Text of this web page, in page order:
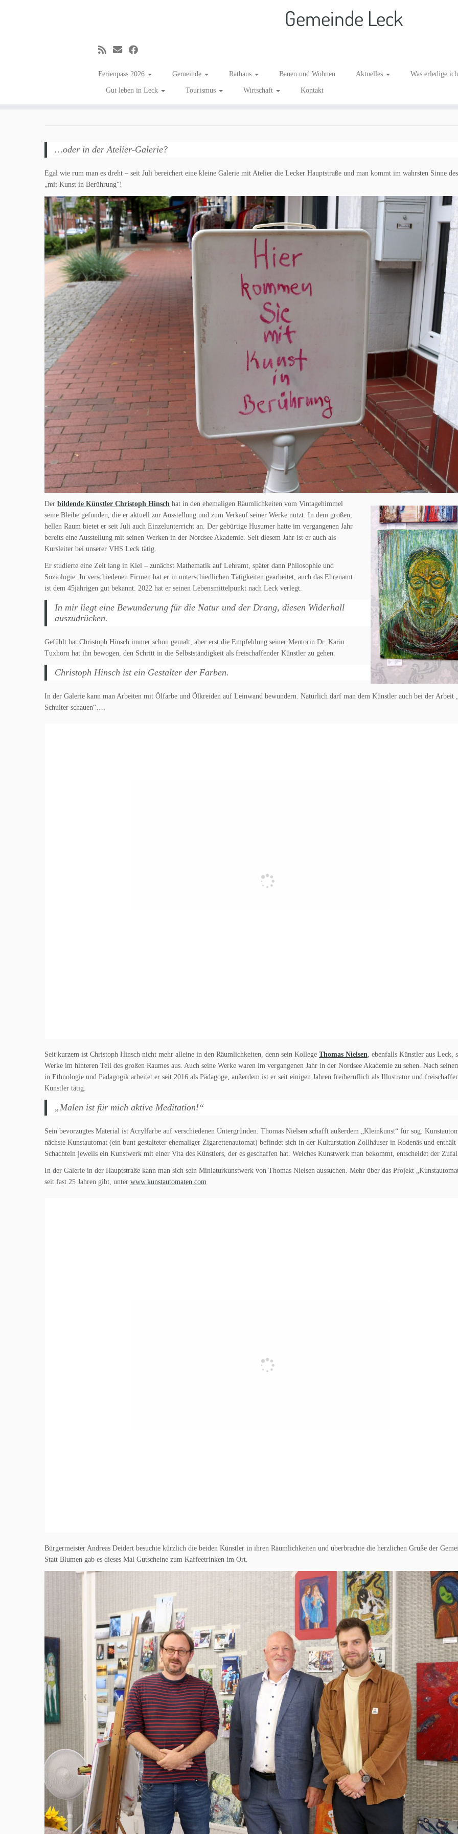
Gemeinde Leck
Ferienpass 2026 Gemeinde Rathaus Bauen und Wohnen Aktuelles Was erledige
Gut leben in Leck Tourismus Wirtschaft Kontakt
Zu Besuch im Galerie-Atelier…
…oder in der Atelier-Galerie?
Egal wie rum man es dreht – seit Juli bereichert eine kleine Galerie mit Atelier die Lecker Hauptstraße und man kommt im wahrsten Sinne
„mit Kunst in Berührung“!
Der bildende Künstler Christoph Hinsch hat in den ehemaligen Räumlichkeiten vom Vintagehimmel
seine Bleibe gefunden, die er aktuell zur Ausstellung und zum Verkauf seiner Werke nutzt. In dem großen,
hellen Raum bietet er seit Juli auch Einzelunterricht an. Der gebürtige Husumer hatte im vergangenen Jahr
bereits eine Ausstellung mit seinen Werken in der Nordsee Akademie. Seit diesem Jahr ist er auch als
Kursleiter bei unserer VHS Leck tätig.
Er studierte eine Zeit lang in Kiel – zunächst Mathematik auf Lehramt, später dann Philosophie und
Soziologie. In verschiedenen Firmen hat er in unterschiedlichen Tätigkeiten gearbeitet, auch das Ehrenamt
ist dem 45jährigen gut bekannt. 2022 hat er seinen Lebensmittelpunkt nach Leck verlegt.
In mir liegt eine Bewunderung für die Natur und der Drang, diesen Widerhall
auszudrücken.
Gefühlt hat Christoph Hinsch immer schon gemalt, aber erst die Empfehlung seiner Mentorin Dr. Karin
Tuxhorn hat ihn bewogen, den Schritt in die Selbstständigkeit als freischaffender Künstler zu gehen.
Christoph Hinsch ist ein Gestalter der Farben.
In der Galerie kann man Arbeiten mit Ölfarbe und Ölkreiden auf Leinwand bewundern. Natürlich darf man dem Künstler auch bei der Arbeit
Schulter schauen“….
Seit kurzem ist Christoph Hinsch nicht mehr alleine in den Räumlichkeiten, denn sein Kollege Thomas Nielsen , ebenfalls Künstler aus Leck,
Werke im hinteren Teil des großen Raumes aus. Auch seine Werke waren im vergangenen Jahr in der Nordsee Akademie zu sehen. Nach
in Ethnologie und Pädagogik arbeitet er seit 2016 als Pädagoge, außerdem ist er seit einigen Jahren freiberuflich als Illustrator und
Künstler tätig.
„Malen ist für mich aktive Meditation!“
Sein bevorzugtes Material ist Acrylfarbe auf verschiedenen Untergründen. Thomas Nielsen schafft außerdem „Kleinkunst“ für sog.
nächste Kunstautomat (ein bunt gestalteter ehemaliger Zigarettenautomat) befindet sich in der Kulturstation Zollhäuser in Rodenäs und
Schachteln jeweils ein Kunstwerk mit einer Vita des Künstlers, der es geschaffen hat. Welches Kunstwerk man bekommt, entscheidet der Zufall.
In der Galerie in der Hauptstraße kann man sich sein Miniaturkunstwerk von Thomas Nielsen aussuchen. Mehr über das Projekt
seit fast 25 Jahren gibt, unter www.kunstautomaten.com
Bürgermeister Andreas Deidert besuchte kürzlich die beiden Künstler in ihren Räumlichkeiten und überbrachte die herzlichen Grüße der
Statt Blumen gab es dieses Mal Gutscheine zum Kaffeetrinken im Ort.